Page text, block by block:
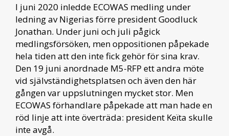
I juni 2020 inledde ECOWAS medling under
ledning av Nigerias förre president Goodluck
Jonathan. Under juni och juli pågick
medlingsförsöken, men oppositionen påpekade
hela tiden att den inte fick gehör för sina krav.
Den 19 juni anordnade M5-RFP ett andra möte
vid självständighetsplatsen och även den här
gången var uppslutningen mycket stor. Men
ECOWAS förhandlare påpekade att man hade en
röd linje att inte överträda: president Keïta skulle
inte avgå.